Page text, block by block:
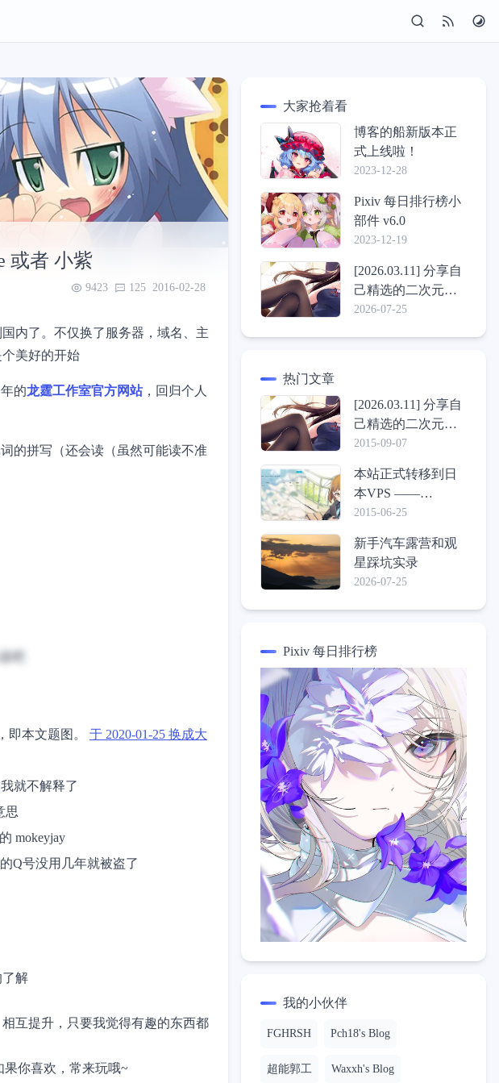
或者 小紫
9423 125 2016-02-28
内了。不仅换了服务器，域名、主
美好的开始
的龙霆工作室官方网站，回归个人
的拼写（还会读（虽然可能读不准
吧
即本文题图。
于 2020-01-25 换成大
就不解释了
思
mokeyjay
Q号没用几年就被盗了
解
互提升，只要我觉得有趣的东西都
你喜欢，常来玩哦~
大家抢着看
博客的船新版本正
式上线啦！
2023-12-28
Pixiv 每日排行榜小
部件 v6.0
2023-12-19
[2026.03.11] 分享自
己精选的二次元壁
纸包
2026-07-25
热门文章
[2026.03.11] 分享自
己精选的二次元壁
纸包
2015-09-07
本站正式转移到日
本VPS ——
ConoHa，介绍一些
2015-06-25
新手汽车露营和观
星踩坑实录
2026-07-25
Pixiv 每日排行榜
我的小伙伴
FGHRSH Pch18's Blog
超能郭工 Waxxh's Blog